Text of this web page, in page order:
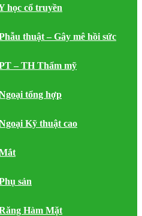
học cổ truyền
thuật – Gây mê hồi sức
– TH Thẩm mỹ
tổng hợp
Kỹ thuật cao
sản
Hàm Mặt